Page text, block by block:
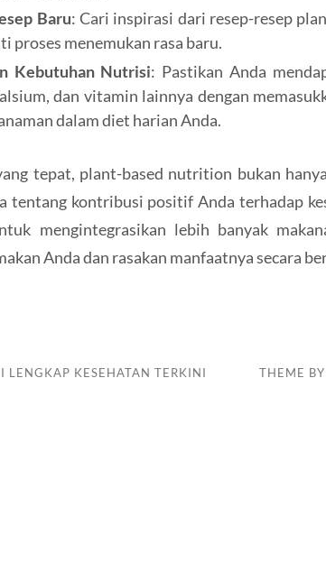
Baru: Cari inspirasi dari resep-resep
proses menemukan rasa baru.
Kebutuhan Nutrisi: Pastikan Anda
dan vitamin lainnya dengan
dalam diet harian Anda.
tepat, plant-based nutrition bukan
tentang kontribusi positif Anda terhadap
mengintegrasikan lebih banyak
Anda dan rasakan manfaatnya secara
LENGKAP KESEHATAN TERKINI THEME